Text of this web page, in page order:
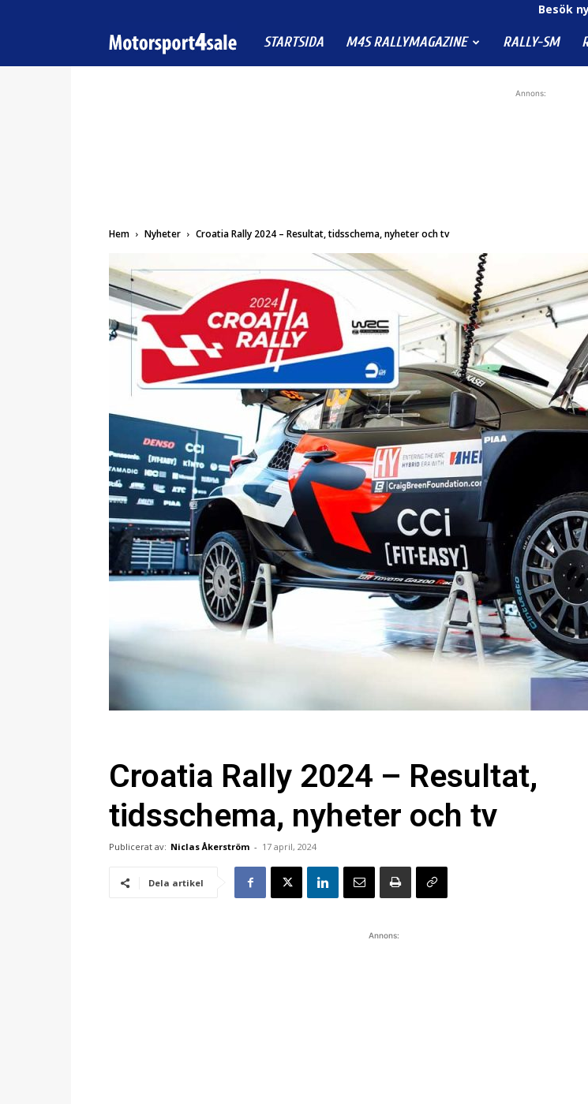
Besök
Motorsport4sale
STARTSIDA M4S RALLYMAGAZINE RALLY-SM
Annons:
Hem Nyheter Croatia Rally 2024 – Resultat, tidsschema, nyheter och tv
Croatia Rally 2024 – Resultat,
tidsschema, nyheter och tv
Publicerat av: Niclas Åkerström - 17 april, 2024
Dela artikel
Annons: